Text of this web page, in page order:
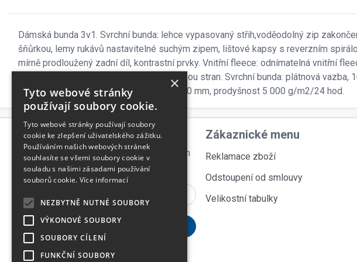
Dámská bunda 3v1. Svrchní bunda: lehce vypasovaný střih,voděodolný zip
šňůrkou, lemy rukávů nastavitelné suchým zipem, lištové kapsy s reverzním
mírně prodloužený zadní díl, kontrastní prvky. Vnitřní fleece: odnímatelná vnitřní
kontrastní prvky, antipilingová úprava z obou stran. Svrchní bunda: plátnová
obou stran, 220 g/m2, voděodolnost 8 000 mm, prodyšnost 5 000 g/m2/24 hod.
Odebírejte novinky
přihlašte se k odběru novinek, aby vám
nic neuniklo
Zákaznické menu
Reklamace zboží
Odstoupení od smlouvy
Velikostní tabulky
×
Tyto webové stránky
používají soubory cookie.
Tyto webové stránky používají soubory
cookie ke zlepšení uživatelského zážitku.
Používáním našich webových stránek
souhlasíte se všemi soubory cookie v
souladu s našimi zásadami používání
souborů cookie. Více informací
NEZBYTNĚ NUTNÉ SOUBORY
VÝKONOVÉ SOUBORY
SOUBORY CÍLENÍ
FUNKČNÍ SOUBORY